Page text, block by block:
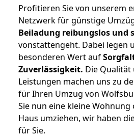
Profitieren Sie von unserem
Netzwerk für günstige
Beiladung reibungslos und
vonstattengeht. Dabei legen
besonderen Wert auf
Zuverlässigkeit. Die
Leistungen machen uns zu
für Ihren Umzug von
Sie nun eine kleine
Haus umziehen, wir haben
für Sie.